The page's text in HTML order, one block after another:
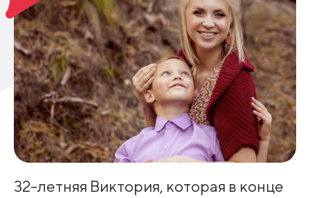
32-летняя Виктория, которая в конце